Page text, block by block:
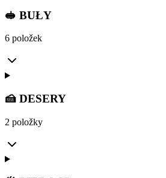
🥪 BUŁY
6 položek
🍰 DESERY
2 položky